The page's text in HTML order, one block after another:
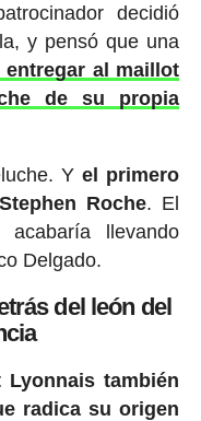
decidió
y pensó que una
al maillot
de su propia
Yel primero
Roche. El
llevando
Delgado.
del león del
también
radica su origen